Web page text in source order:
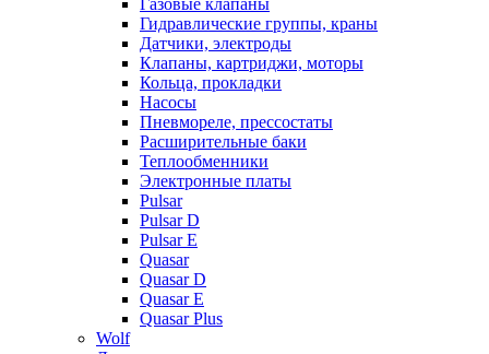
Газовые клапаны
Гидравлические группы, краны
Датчики, электроды
Клапаны, картриджи, моторы
Кольца, прокладки
Насосы
Пневмореле, прессостаты
Расширительные баки
Теплообменники
Электронные платы
Pulsar
Pulsar D
Pulsar E
Quasar
Quasar D
Quasar E
Quasar Plus
Wolf